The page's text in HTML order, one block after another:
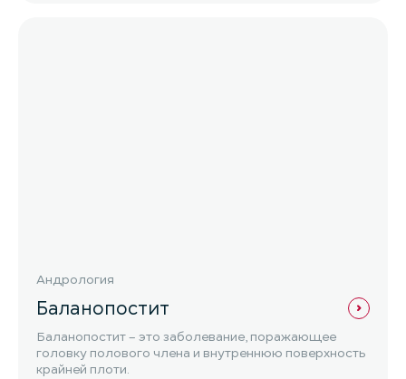
Андрология
Баланопостит
Баланопостит – это заболевание, поражающее
головку полового члена и внутреннюю поверхность
крайней плоти.